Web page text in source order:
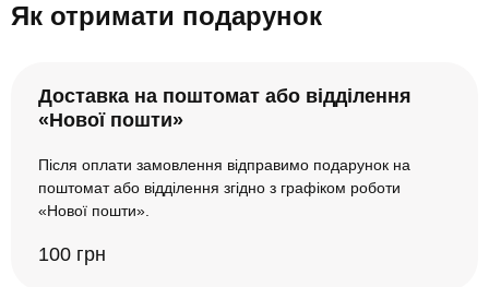
Як отримати подарунок
Доставка на поштомат або відділення
«Нової пошти»
Після оплати замовлення відправимо подарунок на
поштомат або відділення згідно з графіком роботи
«Нової пошти».
100 грн